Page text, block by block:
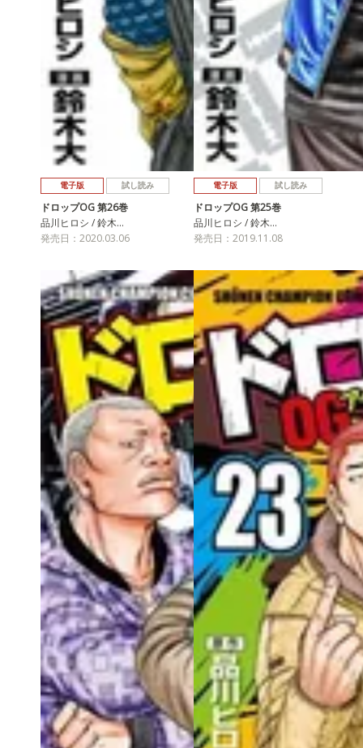
電子版 試し読み
ドロップOG 第26巻
品川ヒロシ / 鈴木…
発売日：2020.03.06
電子版 試し読み
ドロップOG 第25巻
品川ヒロシ / 鈴木…
発売日：2019.11.08